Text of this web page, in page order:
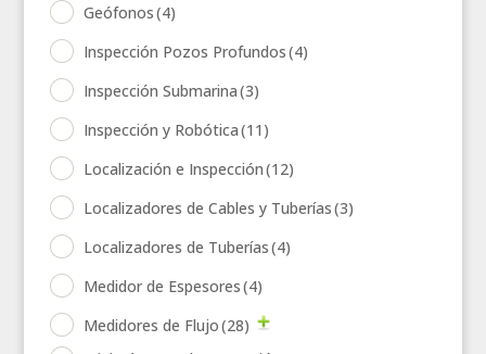
Geófonos(4)
Inspección Pozos Profundos(4)
Inspección Submarina(3)
Inspección y Robótica(11)
Localización e Inspección(12)
Localizadores de Cables y Tuberías(3)
Localizadores de Tuberías(4)
Medidor de Espesores(4)
Medidores de Flujo(28)